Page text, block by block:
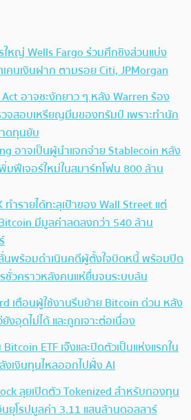
ใหญ่ Wells Fargo ร่วมศึกชิงส่วนแบ่ง
คนเงินฝาก ตามรอย Citi, JPMorgan
อาจชะงักยาว ๆ หลัง Warren ร้อง
วจสอบเหรียญมีมของทรัมป์ เพราะทำนัก
ดทุนยับ
อาจเป็นผู้นำแจกจ่าย Stablecoin หลัง
มฟีเจอร์ใหม่ในสมาร์ทโฟน 800 ล้าน
ทำรายได้ทะลุเป้าของ Wall Street แต่
มีมูลค่าลดลงกว่า 540 ล้าน
ลั่นพร้อมดำเนินคดีผู้ตั้งใจบิดหนี้ พร้อมปิด
ชั่วคราวหลังคนแห่ยื่นจนระบบล้น
เตือนผู้ใช้งานรีบย้าย Bitcoin ด่วน หลัง
งอุดไม่ได้ และถูกเจาะต่อเนื่อง
ETF เจ๊งและปิดตัวเป็นแห่งแรกใน
งเงินทุนไหลออกไปฝั่ง AI
ลุยเปิดตัว Tokenized สำหรับกองทุน
ยุโรปมูลค่า 3.11 แสนล้านดอลลาร์